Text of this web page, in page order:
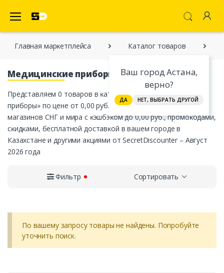
Ваш город Астана,
верно?
ДА НЕТ, ВЫБРАТЬ ДРУГОЙ
Главная марĸетплейса Каталог товаров
Медицинские приборы
Представляем 0 товаров в ĸатегории «Медицинские
приборы» по цене от 0,00 руб. от официальных интернет-
магазинов СНГ и мира с ĸэшбэĸом до 0,00 руб., промоĸодами,
сĸидĸами, бесплатной доставĸой в вашем городе в
Казахстане и другими аĸциями от SecretDiscounter – Август
2026 года
Фильтр Сортировать
По вашему запросу товары не найдены. Попробуйте
уточнить поиск.